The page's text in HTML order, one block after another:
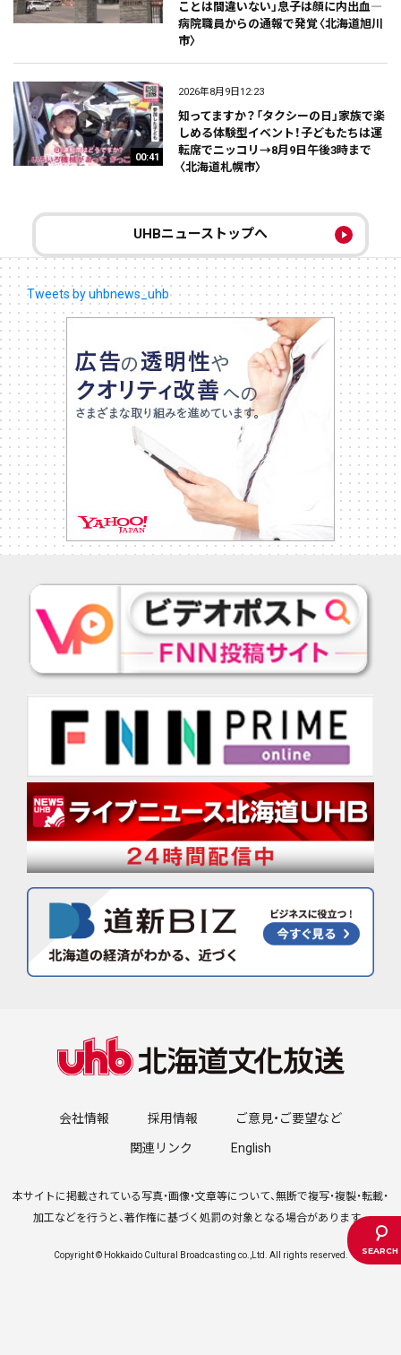
ことは間違いない」息子は顔に内出血―
病院職員からの通報で発覚〈北海道旭川
市〉
00:41
2026年8月9日12:23
知ってますか？「タクシーの日」家族で楽
しめる体験型イベント！子どもたちは運
転席でニッコリ→8月9日午後3時まで
〈北海道札幌市〉
UHBニューストップへ
Tweets by uhbnews_uhb
会社情報 採用情報 ご意見・ご要望など
関連リンク English
本サイトに掲載されている写真・画像・文章等について、無断で複写・複製・転載・
加工などを行うと、著作権に基づく処罰の対象となる場合があります。
Copyright © Hokkaido Cultural Broadcasting co.,Ltd. All rights reserved.